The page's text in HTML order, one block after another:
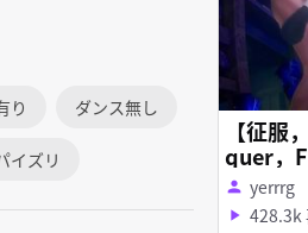
り ダンス無し
イズリ
【征服
quer，
火坎水
🥵 -
person yerrrg
play_arrow 428.3k